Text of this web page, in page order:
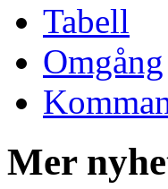
Tabell
Omgång
Mer